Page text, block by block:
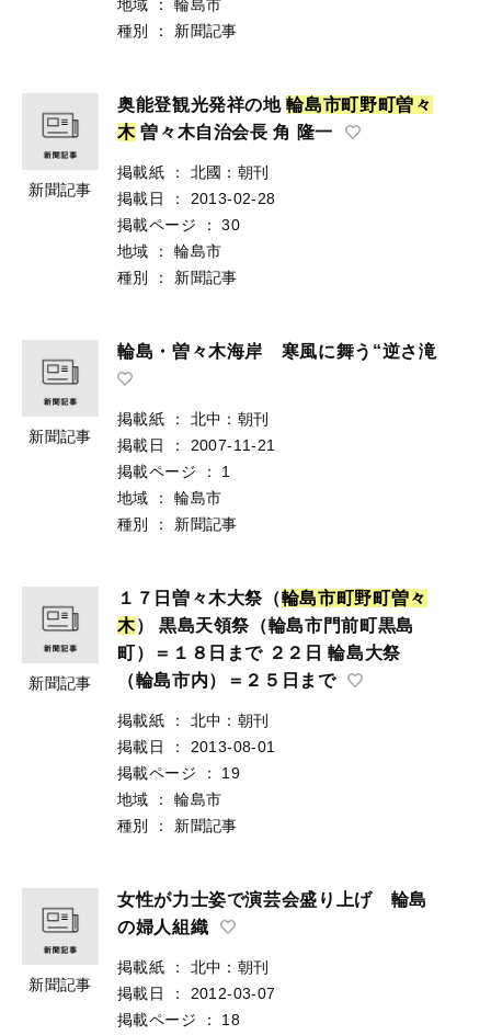
地域 ：
輪島市
種別
： 新聞記事
新聞記事
奥能登観光発祥の地輪島市町野町曽 々
木曽々木自治会長 角 隆一
掲載紙 ：
北國：朝刊
掲載日
：
2013-02-28
掲載ページ
：
30
地域
：
輪島市
種別
： 新聞記事
新聞記事
輪島・曽々木海岸 寒風に舞う“逆さ滝
掲載紙 ：
北中：朝刊
掲載日
：
2007-11-21
掲載ページ
：
1
地域
：
輪島市
種別
： 新聞記事
新聞記事
１７日曽々木大祭（輪島市町野町曽々
木） 黒島天領祭（輪島市門前町黒島
町）＝１８日まで ２２日 輪島大祭
（輪島市内）＝２５日まで
掲載紙 ：
北中：朝刊
掲載日
：
2013-08-01
掲載ページ
：
19
地域
：
輪島市
種別
： 新聞記事
新聞記事
女性が力士姿で演芸会盛り上げ 輪島
の婦人組織
掲載紙 ：
北中：朝刊
掲載日
：
2012-03-07
掲載ページ
：
18